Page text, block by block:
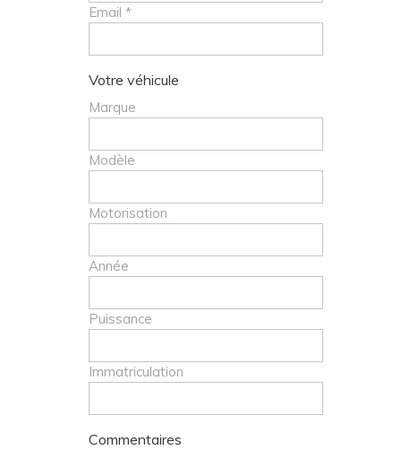
Email *
Votre véhicule
Marque
Modèle
Motorisation
Année
Puissance
Immatriculation
Commentaires